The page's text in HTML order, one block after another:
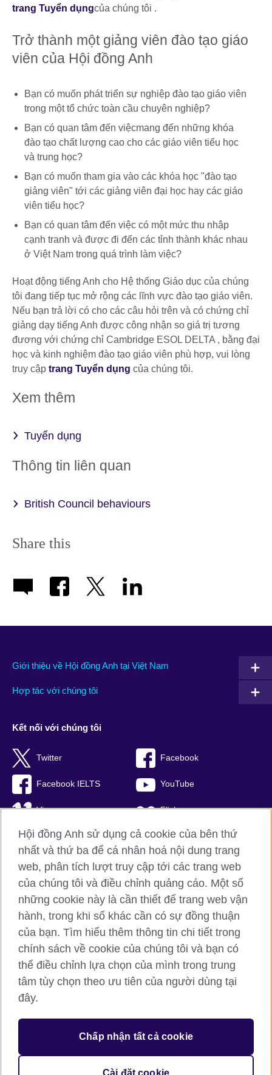
trang Tuyển dụngcủa chúng tôi .
Trở thành một giảng viên đào tạo giáo
viên của Hội đồng Anh
Bạn có muốn phát triển sự nghiệp đào tạo giáo viên
trong một tổ chức toàn cầu chuyên nghiệp?
Bạn có quan tâm đến việcmang đến những khóa
đào tạo chất lượng cao cho các giáo viên tiểu học
và trung học?
Bạn có muốn tham gia vào các khóa học "đào tạo
giảng viên" tới các giảng viên đại học hay các giáo
viên tiểu học?
Bạn có quan tâm đến việc có một mức thu nhập
cạnh tranh và được đi đến các tỉnh thành khác nhau
ở Việt Nam trong quá trình làm việc?
Hoạt động tiếng Anh cho Hệ thống Giáo dục của chúng
tôi đang tiếp tục mở rộng các lĩnh vực đào tạo giáo viên.
Nếu bạn trả lời có cho các câu hỏi trên và có chứng chỉ
giảng dạy tiếng Anh được công nhận so giá trị tương
đương với chứng chỉ Cambridge ESOL DELTA , bằng đại
học và kinh nghiệm đào tạo giáo viên phù hợp, vui lòng
truy cập trang Tuyển dụng của chúng tôi.
Xem thêm
Tuyển dụng
Thông tin liên quan
British Council behaviours
Share this
Giới thiệu về Hội đồng Anh tại Việt Nam
Hợp tác với chúng tôi
Kết nối với chúng tôi
Twitter Facebook
Facebook IELTS YouTube
Vimeo Flickr
RSS TikTok
Hội đồng Anh toàn cầu
Bảo mật thông tin và quy định sử dụng
Cookie
Sơ đồ trang
© 2026 British Council
British Council (Viet Nam) LLC (
(0)24 37281920; email: bchanoi@britishcouncil.org.vn) is a
subsidiary of the British Council which is the United Kingdom’s
opportunities.
Hội đồng Anh sử dụng cả cookie của bên thứ
nhất và thứ ba để cá nhân hoá nội dung trang
web, phân tích lượt truy cập tới các trang web
của chúng tôi và điều chỉnh quảng cáo. Một số
những cookie này là cần thiết để trang web vận
hành, trong khi số khác cần có sự đồng thuận
của bạn. Tìm hiểu thêm thông tin chi tiết trong
chính sách về cookie của chúng tôi và bạn có
thể điều chỉnh lựa chọn của mình trong trung
tâm tùy chọn theo ưu tiên của người dùng tại
đây.
Chấp nhận tất cả cookie
Cài đặt cookie